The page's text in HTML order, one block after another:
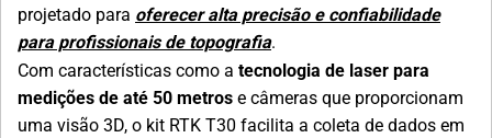
projetado para oferecer alta precisão e confiabilidade
para profissionais de topografia.
Com características como a tecnologia de laser para
medições de até 50 metros e câmeras que proporcionam
uma visão 3D, o kit RTK T30 facilita a coleta de dados em